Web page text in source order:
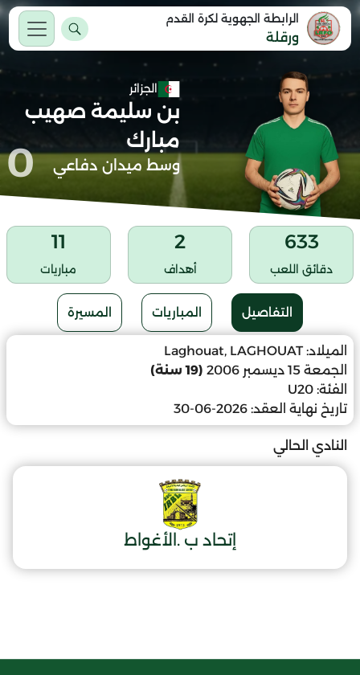
الرابطة الجهوية لكرة القدم
ورقلة
الجزائر
بن سليمة صهيب
مبارك
وسط ميدان دفاعي 0
633
دقائق اللعب
2
أهداف
11
مباريات
التفاصيل المباريات المسيرة
الميلاد: Laghouat, LAGHOUAT
الجمعة 15 ديسمبر 2006
(19 سنة)
الفئة: U20
تاريخ نهاية العقد: 2026-06-30
النادي الحالي
إتحاد ب .الأغواط